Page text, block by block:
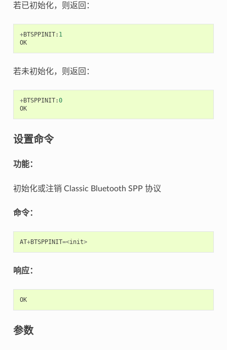
若已初始化，则返回：
+BTSPPINIT: 1
OK
若未初始化，则返回：
+BTSPPINIT:0
OK
设置命令
功能：
初始化或注销 Classic Bluetooth SPP 协议
命令：
AT+BTSPPINIT=<init>
响应：
OK
参数